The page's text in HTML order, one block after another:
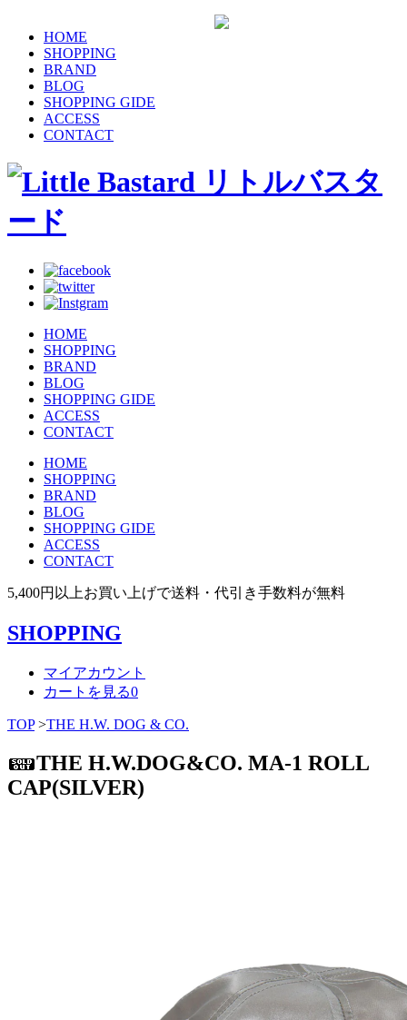
HOME
SHOPPING
BRAND
BLOG
SHOPPING GIDE
ACCESS
CONTACT
HOME
SHOPPING
BRAND
BLOG
SHOPPING GIDE
ACCESS
CONTACT
HOME
SHOPPING
BRAND
BLOG
SHOPPING GIDE
ACCESS
CONTACT
5,400円以上お買い上げで送料・代引き手数料が無料
SHOPPING
マイアカウント
カートを見る0
TOP >THE H.W. DOG & CO.
THE H.W.DOG&CO. MA-1 ROLL
CAP(SILVER)